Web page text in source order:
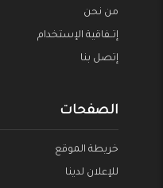
من نحن
إتــفاقية الإستخدام
إتصل بنا
الصفحات
خريطة الموقع
للإعلان لدينا